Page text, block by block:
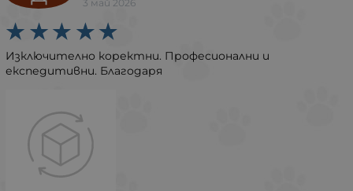
3 май 2026
Изключително коректни. Професионални и
експедитивни. Благодаря